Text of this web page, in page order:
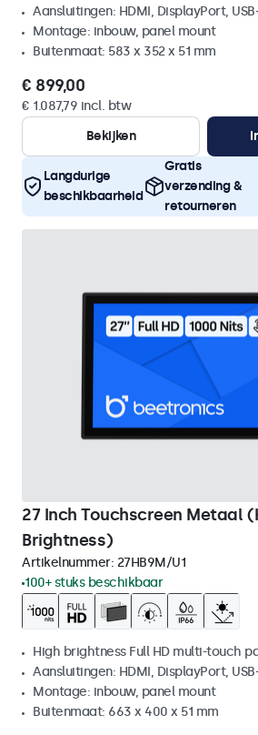
Aansluitingen: HDMI, DisplayPort,
Montage: inbouw, panel mount
Buitenmaat: 583 x 352 x 51 mm
€ 899,00
€ 1.087,79 incl. btw
Bekijken
Langdurige
beschikbaarheid
Gratis
verzending &
retourneren
27 Inch Touchscreen Metaal
Brightness)
Artikelnummer: 27HB9M/U1
100+ stuks beschikbaar
High brightness Full HD multi-touch
Aansluitingen: HDMI, DisplayPort,
Montage: inbouw, panel mount
Buitenmaat: 663 x 400 x 51 mm